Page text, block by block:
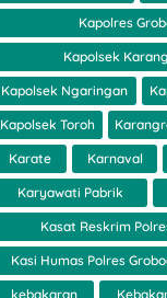
Kapolres
Kapolsek
Kapolsek Ngaringan
Kapolsek Toroh
Karate Karnaval
Karyawati Pabrik
Kasat Reskrim
Kasi Humas Polres
kebakaran